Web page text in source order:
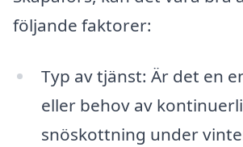
följande faktorer:
Typ av tjänst: Är det en
eller behov av
snöskottning under